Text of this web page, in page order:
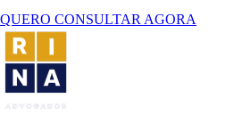
QUERO CONSULTAR AGORA